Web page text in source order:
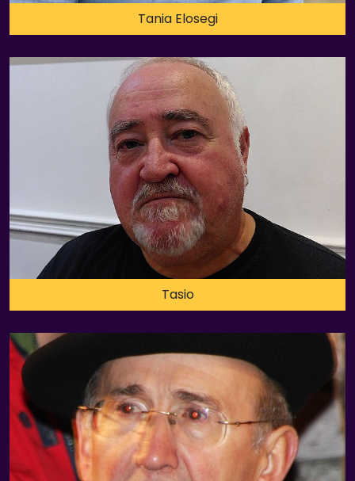
Tania Elosegi
Tasio